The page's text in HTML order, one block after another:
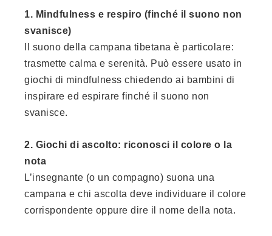
1. Mindfulness e respiro (finché il suono non
svanisce)
Il suono della campana tibetana è particolare:
trasmette calma e serenità. Può essere usato in
giochi di mindfulness chiedendo ai bambini di
inspirare ed espirare finché il suono non
svanisce.
2. Giochi di ascolto: riconosci il colore o la
nota
L’insegnante (o un compagno) suona una
campana e chi ascolta deve individuare il colore
corrispondente oppure dire il nome della nota.